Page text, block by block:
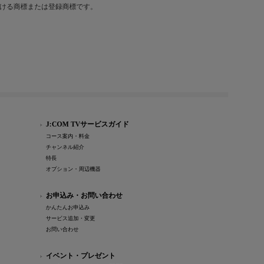
る商標または登録商標です。
J:COM TVサービスガイド
コース案内・料金
チャンネル紹介
特長
オプション・周辺機器
お申込み・お問い合わせ
かんたんお申込み
サービス追加・変更
お問い合わせ
イベント・プレゼント